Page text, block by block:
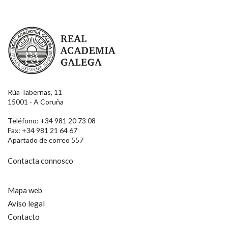
Real Academia Galega
Rúa Tabernas, 11
15001 - A Coruña
Teléfono: +34 981 20 73 08
Fax: +34 981 21 64 67
Apartado de correo 557
Contacta connosco
Mapa web
Aviso legal
Contacto